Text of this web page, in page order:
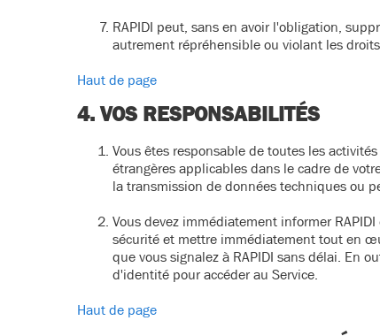
RAPIDI peut, sans en avoir l'obligation,
autrement répréhensible ou violant les
Haut de page
4. VOS RESPONSABILITÉS
Vous êtes responsable de toutes les
étrangères applicables dans le cadre de
la transmission de données techniques ou
Vous devez immédiatement informer
sécurité et mettre immédiatement tout en
que vous signalez à RAPIDI sans délai. En
d'identité pour accéder au Service.
Haut de page